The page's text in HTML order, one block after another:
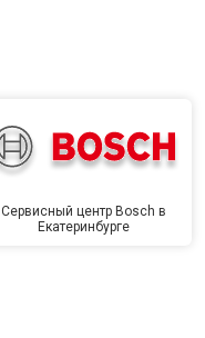
Сервисный центр Bosch в
Екатеринбурге